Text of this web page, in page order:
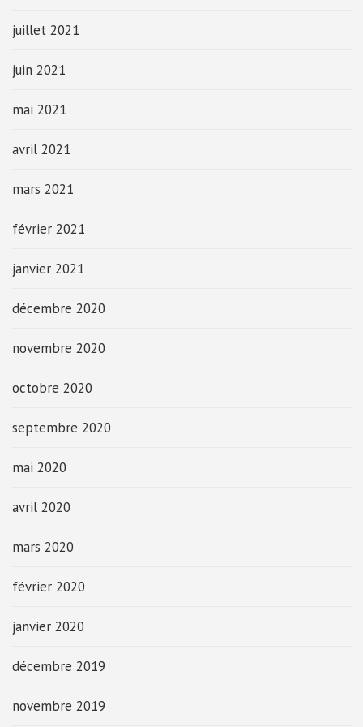
juillet 2021
juin 2021
mai 2021
avril 2021
mars 2021
février 2021
janvier 2021
décembre 2020
novembre 2020
octobre 2020
septembre 2020
mai 2020
avril 2020
mars 2020
février 2020
janvier 2020
décembre 2019
novembre 2019